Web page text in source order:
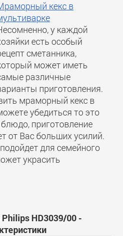
кекс в
у каждой
есть особый
сметанника,
может иметь
различные
приготовления.
мраморный кекс в
убедиться то это
приготовление
от Вас больших усилий.
для семейного
украсить
HD3039/00 -